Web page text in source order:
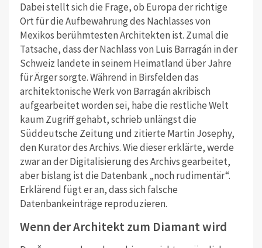
Dabei stellt sich die Frage, ob Europa der richtige
Ort für die Aufbewahrung des Nachlasses von
Mexikos berühmtesten Architekten ist. Zumal die
Tatsache, dass der Nachlass von Luis Barragán in der
Schweiz landete in seinem Heimatland über Jahre
für Ärger sorgte. Während in Birsfelden das
architektonische Werk von Barragán akribisch
aufgearbeitet worden sei, habe die restliche Welt
kaum Zugriff gehabt, schrieb unlängst die
Süddeutsche Zeitung und zitierte Martin Josephy,
den Kurator des Archivs. Wie dieser erklärte, werde
zwar an der Digitalisierung des Archivs gearbeitet,
aber bislang ist die Datenbank „noch rudimentär“.
Erklärend fügt er an, dass sich falsche
Datenbankeinträge reproduzieren.
Wenn der Architekt zum Diamant wird